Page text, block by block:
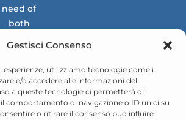
Gestisci Consenso
esperienze, utilizziamo tecnologie come i
e/o accedere alle informazioni del
a queste tecnologie ci permetterà di
comportamento di navigazione o ID unici su
o ritirare il consenso può influire
need of
both
markets.